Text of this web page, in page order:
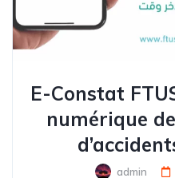
E-Constat
numérique
admin